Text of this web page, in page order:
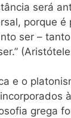
será
porque é
ser –
e o
grega